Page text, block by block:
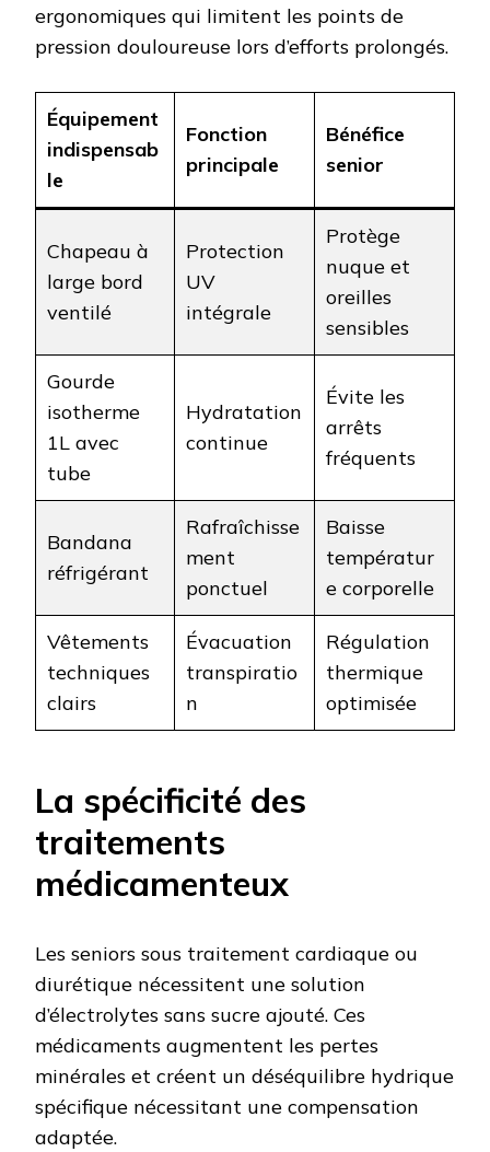
ergonomiques qui limitent les points de
pression douloureuse lors d’efforts prolongés.
Équipement
indispensab
le
Fonction
principale
Bénéfice
senior
Chapeau à
large bord
ventilé
Protection
UV
intégrale
Protège
nuque et
oreilles
sensibles
Gourde
isotherme
1L avec
tube
Hydratation
continue
Évite les
arrêts
fréquents
Bandana
réfrigérant
Rafraîchisse
ment
ponctuel
Baisse
températur
e corporelle
Vêtements
techniques
clairs
Évacuation
transpiratio
n
Régulation
thermique
optimisée
La spécificité des
traitements
médicamenteux
Les seniors sous traitement cardiaque ou
diurétique nécessitent une solution
d’électrolytes sans sucre ajouté. Ces
médicaments augmentent les pertes
minérales et créent un déséquilibre hydrique
spécifique nécessitant une compensation
adaptée.